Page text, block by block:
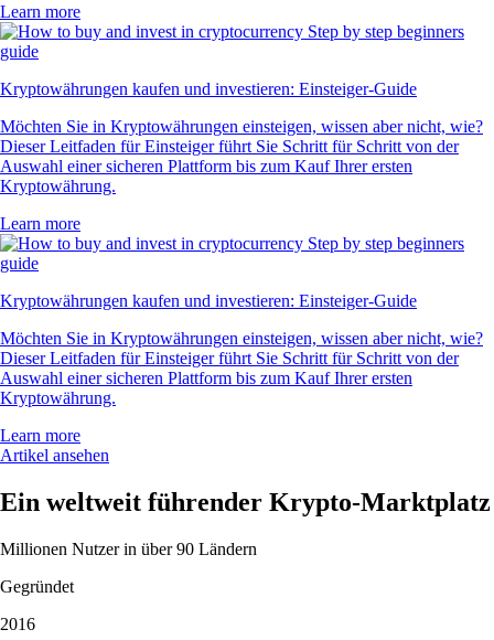
Learn more
Kryptowährungen kaufen und investieren: Einsteiger-Guide
Möchten Sie in Kryptowährungen einsteigen, wissen aber nicht, wie?
Dieser Leitfaden für Einsteiger führt Sie Schritt für Schritt von der
Auswahl einer sicheren Plattform bis zum Kauf Ihrer ersten
Kryptowährung.
Learn more
Kryptowährungen kaufen und investieren: Einsteiger-Guide
Möchten Sie in Kryptowährungen einsteigen, wissen aber nicht, wie?
Dieser Leitfaden für Einsteiger führt Sie Schritt für Schritt von der
Auswahl einer sicheren Plattform bis zum Kauf Ihrer ersten
Kryptowährung.
Learn more
Artikel ansehen
Ein weltweit führender Krypto-Marktplatz
Millionen Nutzer in über 90 Ländern
Gegründet
2016